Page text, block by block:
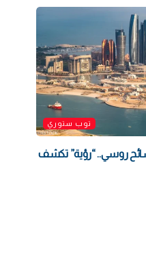
توب ستوري
روسي.. “رؤية” تكشف